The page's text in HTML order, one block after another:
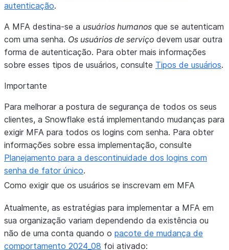
autenticação.
A MFA destina-se a usuários humanos que se autenticam
com uma senha. Os usuários de serviço devem usar outra
forma de autenticação. Para obter mais informações
sobre esses tipos de usuários, consulte Tipos de usuários.
Importante
Para melhorar a postura de segurança de todos os seus
clientes, a Snowflake está implementando mudanças para
exigir MFA para todos os logins com senha. Para obter
informações sobre essa implementação, consulte
Planejamento para a descontinuidade dos logins com
senha de fator único.
Como exigir que os usuários se inscrevam em MFA
Atualmente, as estratégias para implementar a MFA em
sua organização variam dependendo da existência ou
não de uma conta quando o pacote de mudança de
comportamento 2024_08 foi ativado: